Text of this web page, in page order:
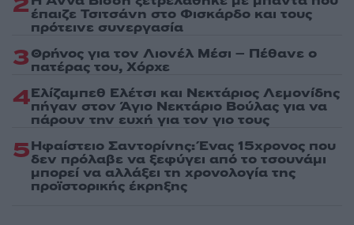
έπαιζε Τσιτσάνη στο Φισκάρδο και τους
πρότεινε συνεργασία
3Θρήνος για τον Λιονέλ Μέσι – Πέθανε ο
πατέρας του, Χόρχε
4Ελίζαμπεθ Ελέτσι και Νεκτάριος Λεμονίδης
πήγαν στον Άγιο Νεκτάριο Βούλας για να
πάρουν την ευχή για τον γιο τους
5Ηφαίστειο Σαντορίνης: Ένας 15χρονος που
δεν πρόλαβε να ξεφύγει από το τσουνάμι
μπορεί να αλλάξει τη χρονολογία της
προϊστορικής έκρηξης